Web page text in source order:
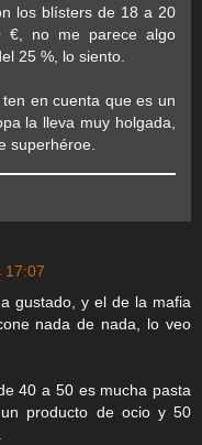
los blísters de 18 a 20
no me parece algo
25 %, lo siento.
en cuenta que es un
la lleva muy holgada,
superhéroe.
17:07
gustado, y el de la mafia
nada de nada, lo veo
40 a 50 es mucha pasta
producto de ocio y 50